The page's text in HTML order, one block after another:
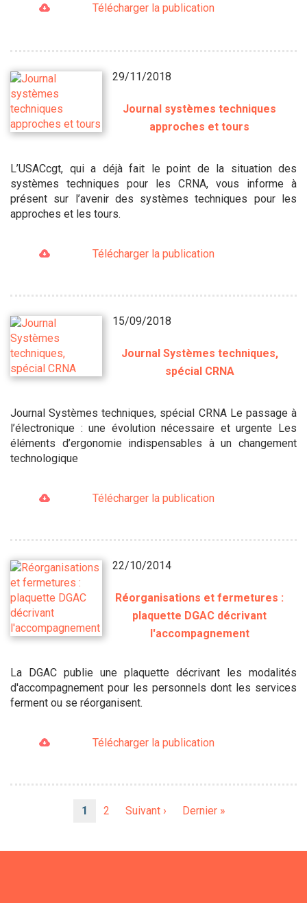
Télécharger la publication
29/11/2018
Journal systèmes techniques
approches et tours
L’USACcgt, qui a déjà fait le point de la situation des
systèmes techniques pour les CRNA, vous informe à
présent sur l’avenir des systèmes techniques pour les
approches et les tours.
Télécharger la publication
15/09/2018
Journal Systèmes techniques,
spécial CRNA
Journal Systèmes techniques, spécial CRNA Le passage à
l’électronique : une évolution nécessaire et urgente Les
éléments d’ergonomie indispensables à un changement
technologique
Télécharger la publication
22/10/2014
Réorganisations et fermetures :
plaquette DGAC décrivant
l'accompagnement
La DGAC publie une plaquette décrivant les modalités
d'accompagnement pour les personnels dont les services
ferment ou se réorganisent.
Télécharger la publication
Page
1 Page
2
Page
Suivant ›
Dernière
Dernier »